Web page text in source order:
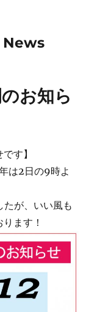
News
お知ら
す】
は2日の9時よ
たが、いい風も
ます！